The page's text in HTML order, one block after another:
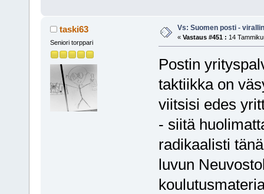
taski63
Seniori torppari
Vs: Suomen posti -
« Vastaus #451 : 14
Postin
taktiikka on
viitsisi edes
- siitä
radikaalisti
luvun